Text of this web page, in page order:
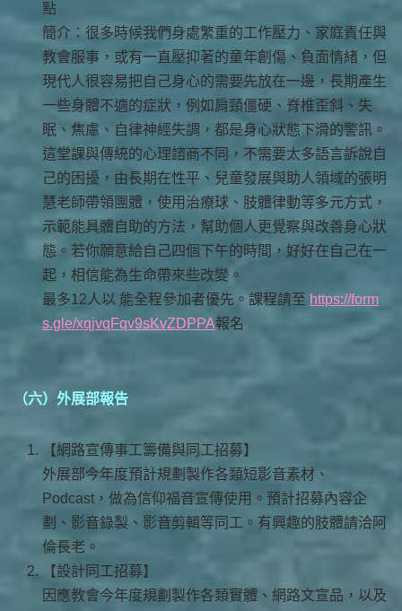
點
簡介：很多時候我們身處繁重的工作壓力、家庭責任與
教會服事，或有一直壓抑著的童年創傷、負面情緒，但
現代人很容易把自己身心的需要先放在一邊，長期產生
一些身體不適的症狀，例如肩頸僵硬、脊椎歪斜、失
眠、焦慮、自律神經失調，都是身心狀態下滑的警訊。
這堂課與傳統的心理諮商不同，不需要太多語言訴說自
己的困擾，由長期在性平、兒童發展與助人領域的張明
慧老師帶領團體，使用治療球、肢體律動等多元方式，
示範能具體自助的方法，幫助個人更覺察與改善身心狀
態。若你願意給自己四個下午的時間，好好在自己在一
起，相信能為生命帶來些改變。
最多12人以 能全程參加者優先。課程請至 https://form
s.gle/xqjvqFqv9sKvZDPPA報名
（六）外展部報告
【網路宣傳事工籌備與同工招募】
外展部今年度預計規劃製作各類短影音素材、
Podcast，做為信仰福音宣傳使用。預計招募內容企
劃、影音錄製、影音剪輯等同工。有興趣的肢體請洽阿
倫長老。
【設計同工招募】
因應教會今年度規劃製作各類實體、網路文宣品，以及